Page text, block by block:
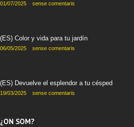
01/07/2025 sense comentaris
(ES) Color y vida para tu jardín
06/05/2025 sense comentaris
(ES) Devuelve el esplendor a tu césped
19/03/2025 sense comentaris
¿ON SOM?